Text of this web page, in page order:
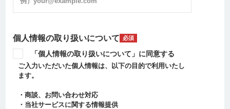
個人情報の取り扱いについて 必須
「個人情報の取り扱いについて」に同意する
ご入力いただいた個人情報は、以下の目的で利用いたし
ます。
・商談、お問い合わせ対応
・当社サービスに関する情報提供